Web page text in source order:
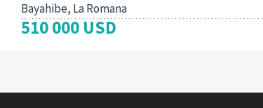
Bayahibe, La Romana
510 000 USD